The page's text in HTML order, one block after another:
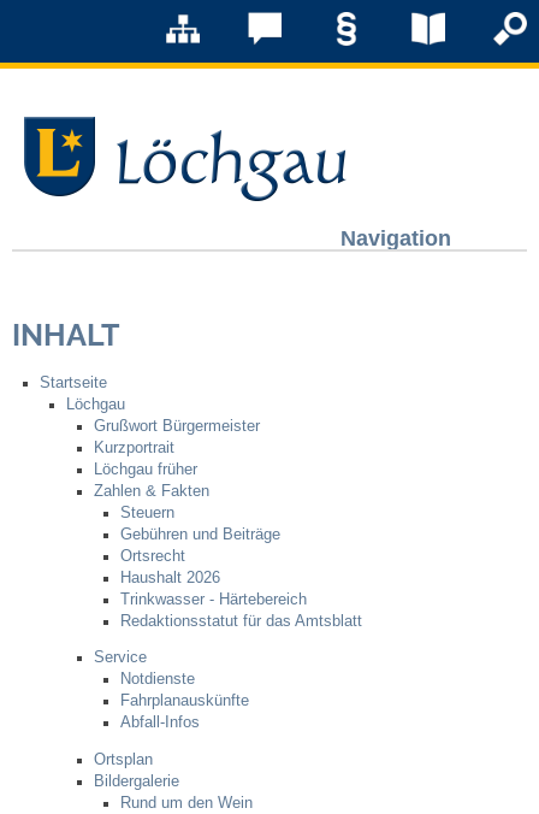
Navigation
Grußwort Bürgermeister
Kurzportrait
Löchgau früher
Zahlen & Fakten
Steuern
Gebühren und Beiträge
Ortsrecht
Haushalt 2026
INHALT
Startseite
Löchgau
Grußwort Bürgermeister
Kurzportrait
Löchgau früher
Zahlen & Fakten
Steuern
Gebühren und Beiträge
Ortsrecht
Haushalt 2026
Trinkwasser - Härtebereich
Redaktionsstatut für das Amtsblatt
Service
Notdienste
Fahrplanauskünfte
Abfall-Infos
Ortsplan
Bildergalerie
Rund um den Wein